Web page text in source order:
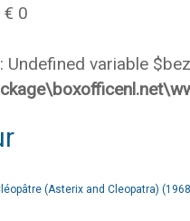
€ 0
: Undefined variable
(Asterix and Cleopatra)